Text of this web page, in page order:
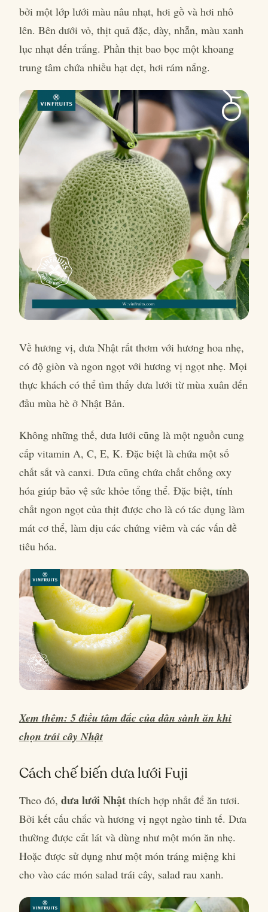
bởi một lớp lưới màu nâu nhạt, hơi gồ và hơi nhô
lên. Bên dưới vỏ, thịt quả đặc, dày, nhẵn, màu xanh
lục nhạt đến trắng. Phần thịt bao bọc một khoang
trung tâm chứa nhiều hạt dẹt, hơi rám nắng.
Về hương vị, dưa Nhật rất thơm với hương hoa nhẹ,
có độ giòn và ngon ngọt với hương vị ngọt nhẹ. Mọi
thực khách có thể tìm thấy dưa lưới từ mùa xuân đến
đầu mùa hè ở Nhật Bản.
Không những thế, dưa lưới cũng là một nguồn cung
cấp vitamin A, C, E, K. Đặc biệt là chứa một số
chất sắt và canxi. Dưa cũng chứa chất chống oxy
hóa giúp bảo vệ sức khỏe tổng thể. Đặc biệt, tính
chất ngon ngọt của thịt được cho là có tác dụng làm
mát cơ thể, làm dịu các chứng viêm và các vấn đề
tiêu hóa.
Xem thêm: 5 điều tâm đắc của dân sành ăn khi
chọn trái cây Nhật
Cách chế biến dưa lưới Fuji
Theo đó, dưa lưới Nhật thích hợp nhất để ăn tươi.
Bởi kết cấu chắc và hương vị ngọt ngào tinh tế. Dưa
thường được cắt lát và dùng như một món ăn nhẹ.
Hoặc được sử dụng như một món tráng miệng khi
cho vào các món salad trái cây, salad rau xanh.